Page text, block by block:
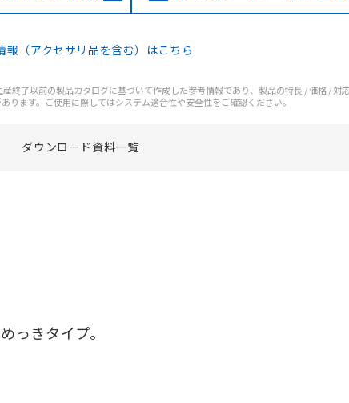
報（アクセサリ品を含む）はこちら
終了以前の製品カタログに基づいて作成した参考情報であり、製品の特長 / 価格 / 対
ります。ご使用に際してはシステム適合性や安全性をご確認ください。
ダウンロード資料一覧
っきタイプ。